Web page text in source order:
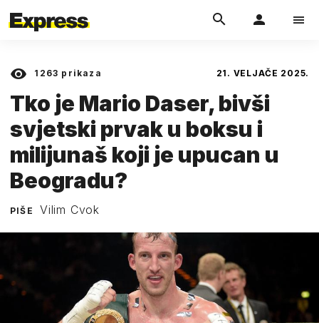
1263 prikaza 21. VELJAČE 2025.
Tko je Mario Daser, bivši
svjetski prvak u boksu i
milijunaš koji je upucan u
Beogradu?
PIŠE Vilim Cvok